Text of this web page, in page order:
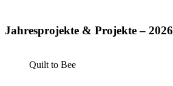
Jahresprojekte & Projekte – 2026
Quilt to Bee